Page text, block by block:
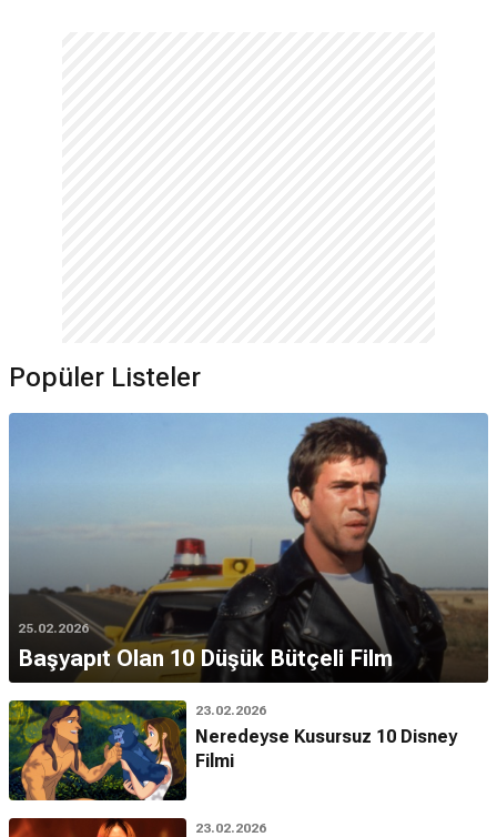
Popüler Listeler
25.02.2026
Başyapıt Olan 10 Düşük Bütçeli Film
23.02.2026
Neredeyse Kusursuz 10 Disney
Filmi
23.02.2026